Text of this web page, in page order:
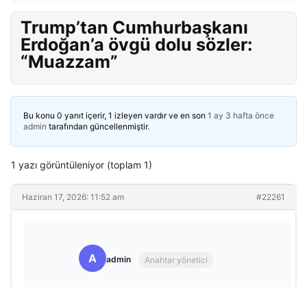
Trump’tan Cumhurbaşkanı
Erdoğan’a övgü dolu sözler:
“Muazzam”
Bu konu 0 yanıt içerir, 1 izleyen vardır ve en son 1 ay 3 hafta önce
admin tarafından güncellenmiştir.
1 yazı görüntüleniyor (toplam 1)
Haziran 17, 2026: 11:52 am #22261
A admin Anahtar yönetici